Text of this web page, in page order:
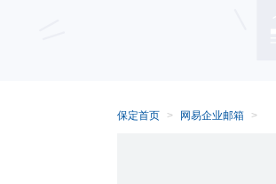
保定首页 网易企业邮箱